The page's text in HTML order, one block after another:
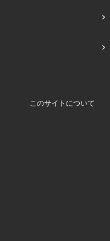
このサイトについて